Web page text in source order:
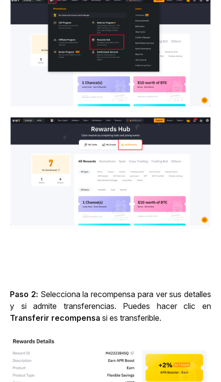
Paso 2: Selecciona la recompensa para ver sus detalles
Transferir recompensa si es transferible.